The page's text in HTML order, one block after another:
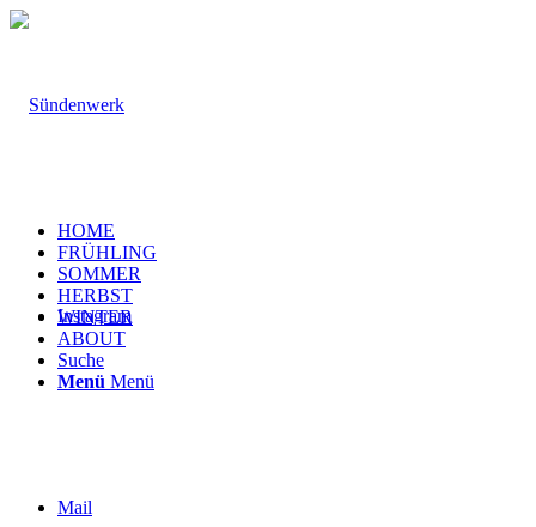
Instagram
Mail
HOME
FRÜHLING
SOMMER
HERBST
WINTER
ABOUT
Suche
Menü Menü